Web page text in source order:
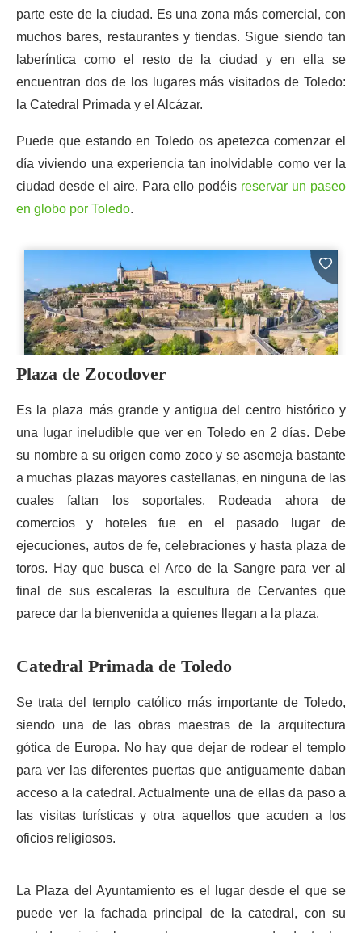
parte este de la ciudad. Es una zona más comercial, con
muchos bares, restaurantes y tiendas. Sigue siendo tan
laberíntica como el resto de la ciudad y en ella se
encuentran dos de los lugares más visitados de Toledo:
la Catedral Primada y el Alcázar.
Puede que estando en Toledo os apetezca comenzar el
día viviendo una experiencia tan inolvidable como ver la
ciudad desde el aire. Para ello podéis reservar un paseo
en globo por Toledo.
Plaza de Zocodover
Es la plaza más grande y antigua del centro histórico y
una lugar ineludible que ver en Toledo en 2 días. Debe
su nombre a su origen como zoco y se asemeja bastante
a muchas plazas mayores castellanas, en ninguna de las
cuales faltan los soportales. Rodeada ahora de
comercios y hoteles fue en el pasado lugar de
ejecuciones, autos de fe, celebraciones y hasta plaza de
toros. Hay que busca el Arco de la Sangre para ver al
final de sus escaleras la escultura de Cervantes que
parece dar la bienvenida a quienes llegan a la plaza.
Catedral Primada de Toledo
Se trata del templo católico más importante de Toledo,
siendo una de las obras maestras de la arquitectura
gótica de Europa. No hay que dejar de rodear el templo
para ver las diferentes puertas que antiguamente daban
acceso a la catedral. Actualmente una de ellas da paso a
las visitas turísticas y otra aquellos que acuden a los
oficios religiosos.
La Plaza del Ayuntamiento es el lugar desde el que se
puede ver la fachada principal de la catedral, con su